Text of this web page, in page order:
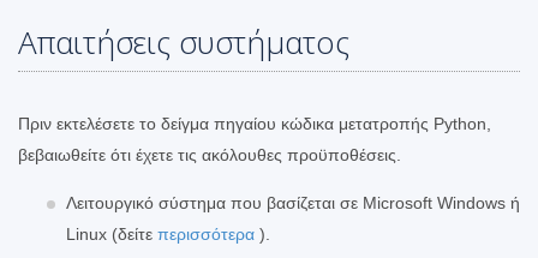
Απαιτήσεις συστήματος
Πριν εκτελέσετε το δείγμα πηγαίου κώδικα μετατροπής Python,
βεβαιωθείτε ότι έχετε τις ακόλουθες προϋποθέσεις.
Λειτουργικό σύστημα που βασίζεται σε Microsoft Windows ή
Linux (δείτε περισσότερα ).